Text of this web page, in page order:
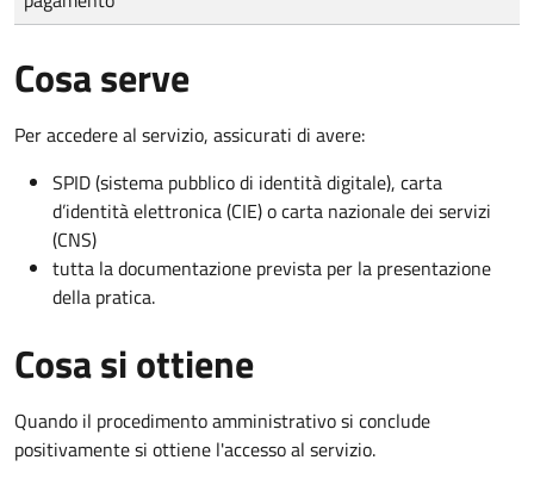
Cosa serve
Per accedere al servizio, assicurati di avere:
SPID (sistema pubblico di identità digitale), carta
d’identità elettronica (CIE) o carta nazionale dei servizi
(CNS)
tutta la documentazione prevista per la presentazione
della pratica.
Cosa si ottiene
Quando il procedimento amministrativo si conclude
positivamente si ottiene l'accesso al servizio.